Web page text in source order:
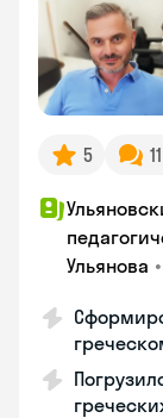
5
Ульянова •